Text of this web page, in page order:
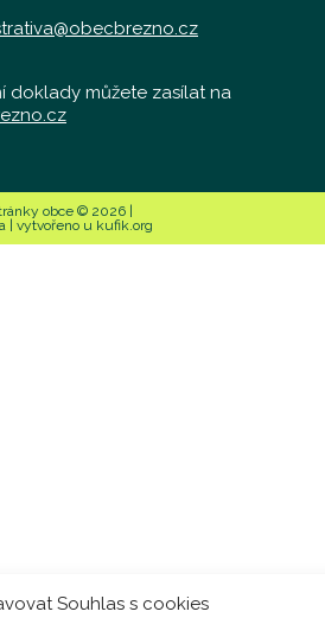
Souhlas s cookies
doklady můžete zasílat na
obce © 2026 |
| vytvořeno u kufik.org